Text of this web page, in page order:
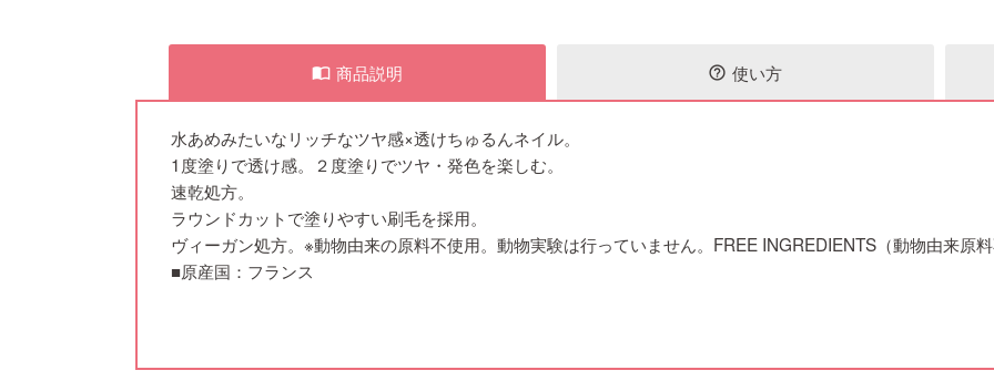
import_contacts 商品説明 help_outline 使い方
水あめみたいなリッチなツヤ感×透けちゅるんネイル。
1度塗りで透け感。２度塗りでツヤ・発色を楽しむ。
速乾処方。
ラウンドカットで塗りやすい刷毛を採用。
ヴィーガン処方。※動物由来の原料不使用。動物実験は行っていません。FREE INGREDIENTS（動物由来原
■原産国：フランス